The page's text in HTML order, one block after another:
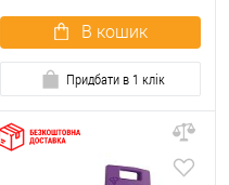
В кошик
Придбати в 1 клік